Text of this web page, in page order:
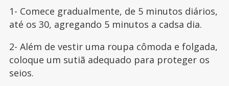
1- Comece gradualmente, de 5 minutos diários,
até os 30, agregando 5 minutos a cadsa dia.
2- Além de vestir uma roupa cômoda e folgada,
coloque um sutiã adequado para proteger os
seios.